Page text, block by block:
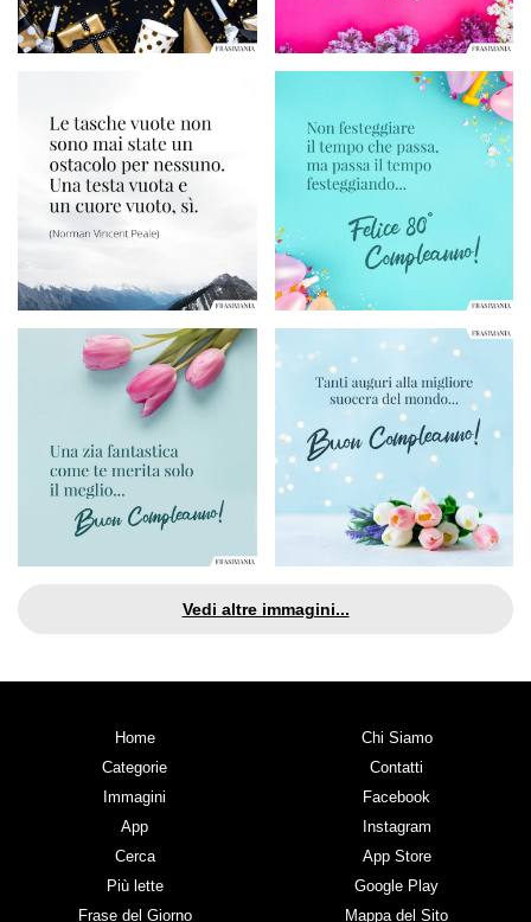
Vedi altre immagini...
Home
Categorie
Immagini
App
Cerca
Più lette
Frase del Giorno
Chi Siamo
Contatti
Facebook
Instagram
App Store
Google Play
Mappa del Sito